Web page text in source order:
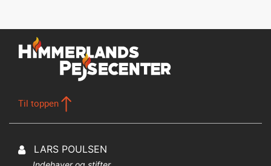
Til toppen
LARS POULSEN